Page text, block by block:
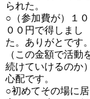
られた。
○（参加費が）１０
００円で得しまし
た。ありがとです。
（この金額で活動
続けていけるのか）
心配です。
○初めてその場に居